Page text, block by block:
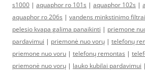
s1000 | aquaphor ro 101s | aquaphor 102s |
aquaphor ro 206s | vandens minkstinimo filtrai
pelesio kvapa galima panaikinti | priemone
pardavimui | priemonė nuo vorų | telefonų
priemone nuo voru | telefonų remontas |
priemonė nuo vorų | lauko kubilai pardavimui |